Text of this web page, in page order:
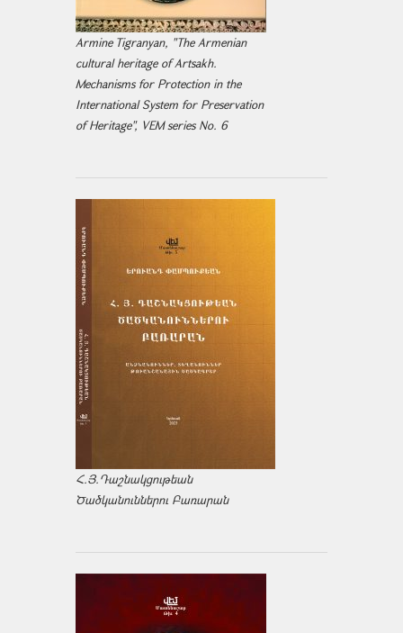
Armine Tigranyan, "The Armenian
cultural heritage of Artsakh.
Mechanisms for Protection in the
International System for Preservation
of Heritage", VEM series No. 6
Հ.Յ.Դաշնակցութեան
Ծածկանուններու Բառարան